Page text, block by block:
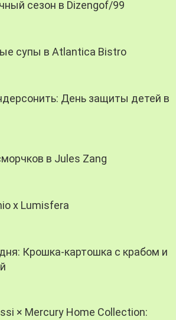
сезон в Dizengof/99
супы в Atlantica Bistro
День защиты детей в
в Jules Zang
x Lumisfera
Крошка-картошка с крабом и
× Mercury Home Collection: